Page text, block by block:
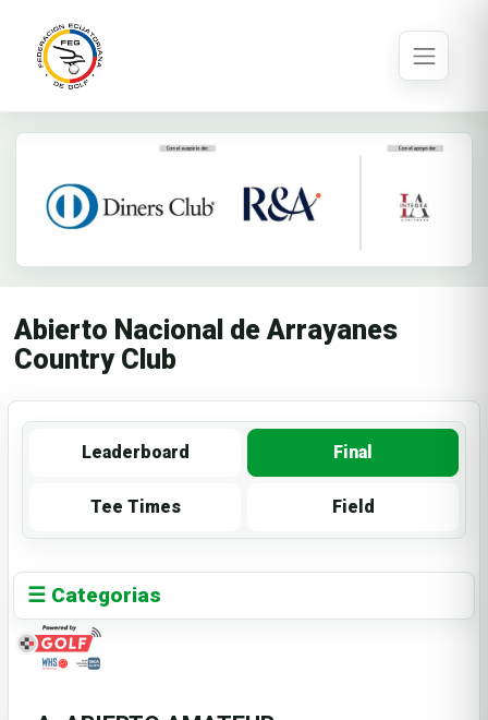
Abierto Nacional de Arrayanes
Country Club
Leaderboard Final
Tee Times Field
☰ Categorias